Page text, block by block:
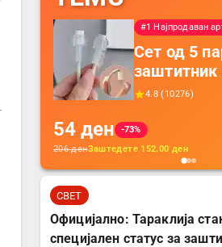
#1 Најпродаван
Сет од 5
заштитник
прекривка
додатоци
кабли, без
мобилни
комплет
4.8 (10276)
54 ден
-73%
206денЗаштедете 152.00 ден
СВЕТ
Официјално: Тараклија
специјален статус за